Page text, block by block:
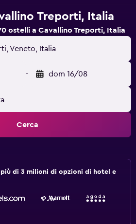
Treporti, Italia
ostelli a Cavallino Treporti, Italia
Veneto, Italia
- dom 16/08
Cerca
di 3 milioni di opzioni di hotel e